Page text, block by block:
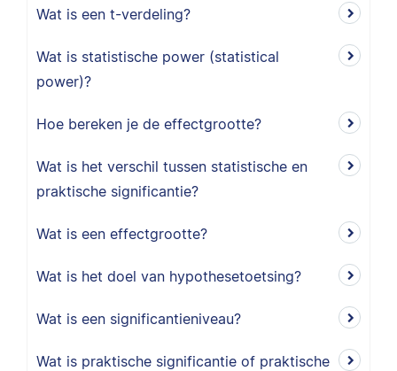
Wat is een t-verdeling?
Wat is statistische power (statistical
power)?
Hoe bereken je de effectgrootte?
Wat is het verschil tussen statistische en
praktische significantie?
Wat is een effectgrootte?
Wat is het doel van hypothesetoetsing?
Wat is een significantieniveau?
Wat is praktische significantie of praktische